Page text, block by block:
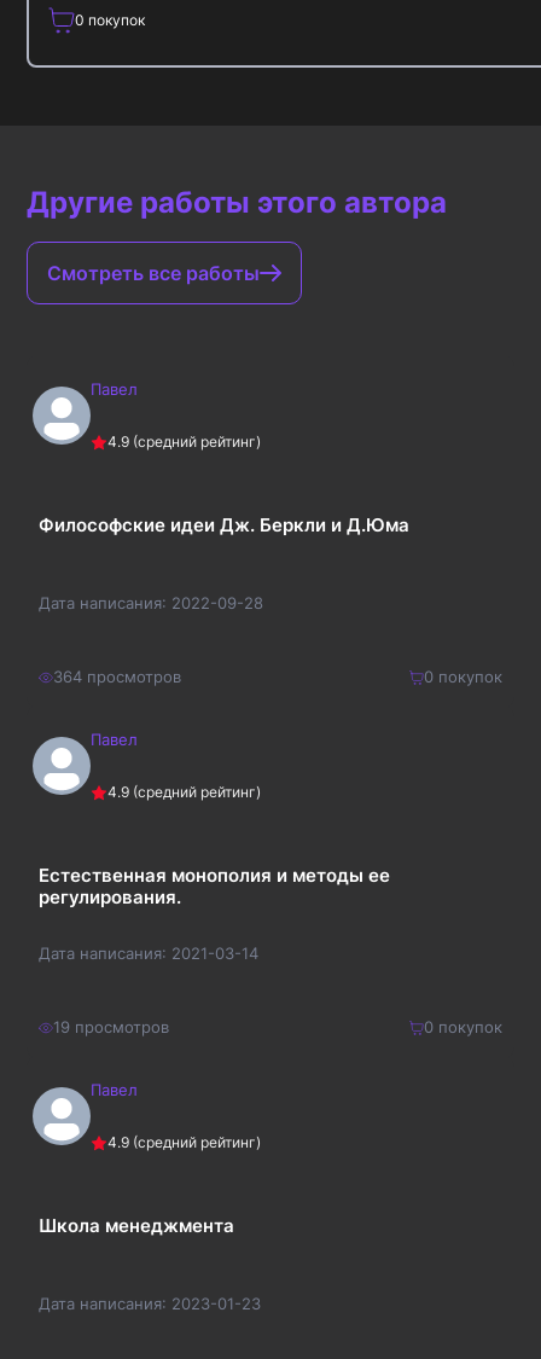
0 покупок
Другие работы этого автора
Смотреть все работы
Павел
4.9 (средний рейтинг)
Философские идеи Дж. Беркли и Д.Юма
Дата написания: 2022-09-28
364 просмотров 0покупок
120₽Павел
4.9 (средний рейтинг)
Естественная монополия и методы ее
регулирования.
Дата написания: 2021-03-14
19 просмотров 0покупок
150₽Павел
4.9 (средний рейтинг)
Школа менеджмента
Дата написания: 2023-01-23